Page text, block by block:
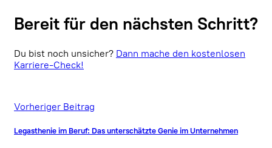
Bereit für den nächsten Schritt?
Du bist noch unsicher? Dann mache den kostenlosen
Karriere-Check!
Vorheriger Beitrag
Legasthenie im Beruf: Das unterschätzte Genie im Unternehmen